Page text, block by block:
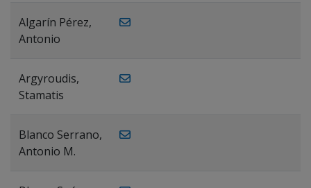
Algarín Pérez,
Antonio
Argyroudis,
Stamatis
Blanco Serrano,
Antonio M.